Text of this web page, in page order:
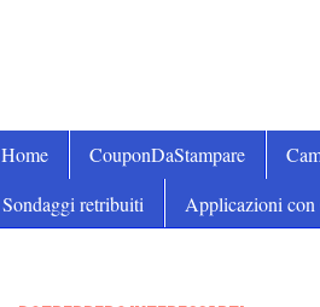
Home CouponDaStampare
Sondaggi retribuiti
Applicazioni con